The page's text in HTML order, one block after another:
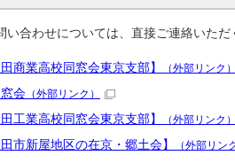
い合わせについては、直接ご連絡いただ
商業高校同窓会東京支部】 （外部リンク）
会 （外部リンク）
工業高校同窓会東京支部】 （外部リンク）
市新屋地区の在京・郷土会】 （外部リン